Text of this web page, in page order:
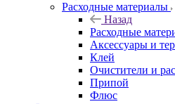
Расходные материалы
Назад
Расходные
Аксессуары и
Клей
Очистители и
Припой
Флюс